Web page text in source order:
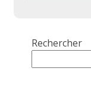
Rechercher